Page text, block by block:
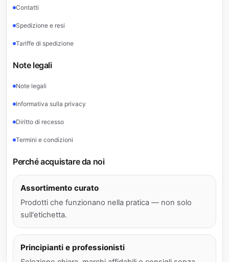
Contatti
Spedizione e resi
Tariffe di spedizione
Note legali
Note legali
Informativa sulla privacy
Diritto di recesso
Termini e condizioni
Perché acquistare da noi
Assortimento curato
Prodotti che funzionano nella pratica — non solo
sull'etichetta.
Principianti e professionisti